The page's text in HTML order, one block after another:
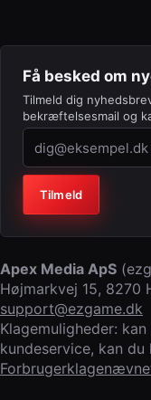
Få besked om
Tilmeld dig
bekræftelsesmail og
Virksomhed (lad
Tilmeld
Apex Media ApS (
Højmarkvej 15, 8270
support@ezgame.dk
Klagemuligheder:
kundeservice, kan du